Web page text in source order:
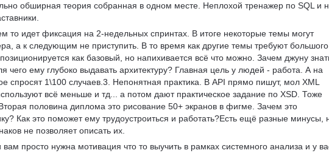
обширная теория собранная в одном месте. Неплохой тренажер по SQL и
то идет фиксация на 2-недельных спринтах. В итоге некоторые темы могут
а к следующим не приступить. В то время как другие темы требуют большого
как базовый, но напихивается всё что можно. Зачем джуну
чего ему глубоко выдавать архитектуру? Главная цель у людей - работа. А на
спросят 1\100 случаев.3. Непонятная практика. В API прямо пишут, мол XML
всё меньше и тд... а потом дают практическое задание по XSD. Тоже
половина диплома это рисование 50+ экранов в фигме. Зачем это
Как это поможет ему трудоустроиться и работать?Есть ещё разные минусы,
не позволяет описать их.
вам просто нужна мотивация что то выучить в рамках системного анализа и у